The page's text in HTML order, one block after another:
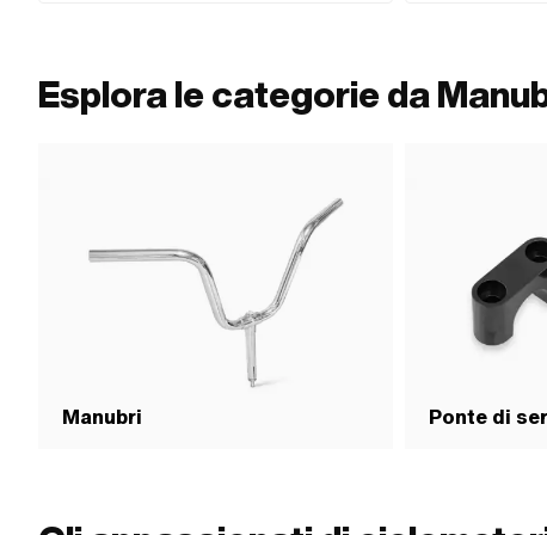
Esplora le categorie da
Manubri Ponte di